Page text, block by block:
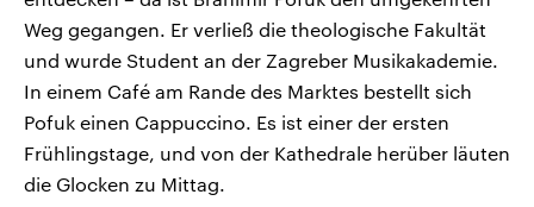
Weg gegangen. Er verließ die theologische Fakultät
und wurde Student an der Zagreber Musikakademie.
In einem Café am Rande des Marktes bestellt sich
Pofuk einen Cappuccino. Es ist einer der ersten
Frühlingstage, und von der Kathedrale herüber läuten
die Glocken zu Mittag.